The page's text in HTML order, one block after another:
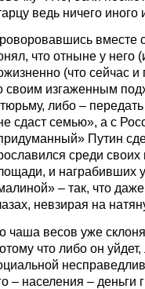
ведь ничего иного
вместе
что отныне у него
(что сейчас
своим изгаженным
либо –
сдаст семью», а с
Путин
среди
и награбивших
– так, что
невзирая на
чаша весов уже
что либо он
– населения –